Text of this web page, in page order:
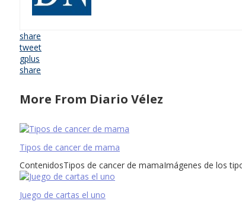
share
tweet
gplus
share
More From Diario Vélez
Tipos de cancer de mama
ContenidosTipos de cancer de mamaImágenes de los
Juego de cartas el uno